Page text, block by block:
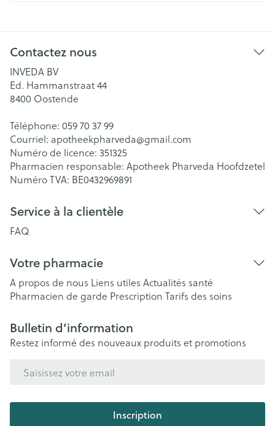
Contactez nous
INVEDA BV
Ed. Hammanstraat 44
8400 Oostende
Téléphone: 059 70 37 99
Courriel: apotheekpharveda@gmail.com
Numéro de licence: 351325
Pharmacien responsable: Apotheek Pharveda Hoofdzetel
Numéro TVA: BE0432969891
Service à la clientèle
FAQ
Votre pharmacie
A propos de nous Liens utiles Actualités santé
Pharmacien de garde Prescription Tarifs des soins
Bulletin d’information
Restez informé des nouveaux produits et promotions
Inscription